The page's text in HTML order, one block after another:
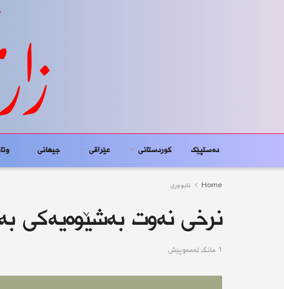
دەستپێک کوردستانى عێراقی جیهانى
Home ئابوورى
نرخی نەوت بەشێوەیەکی
1 مانگ له‌مه‌وپێش